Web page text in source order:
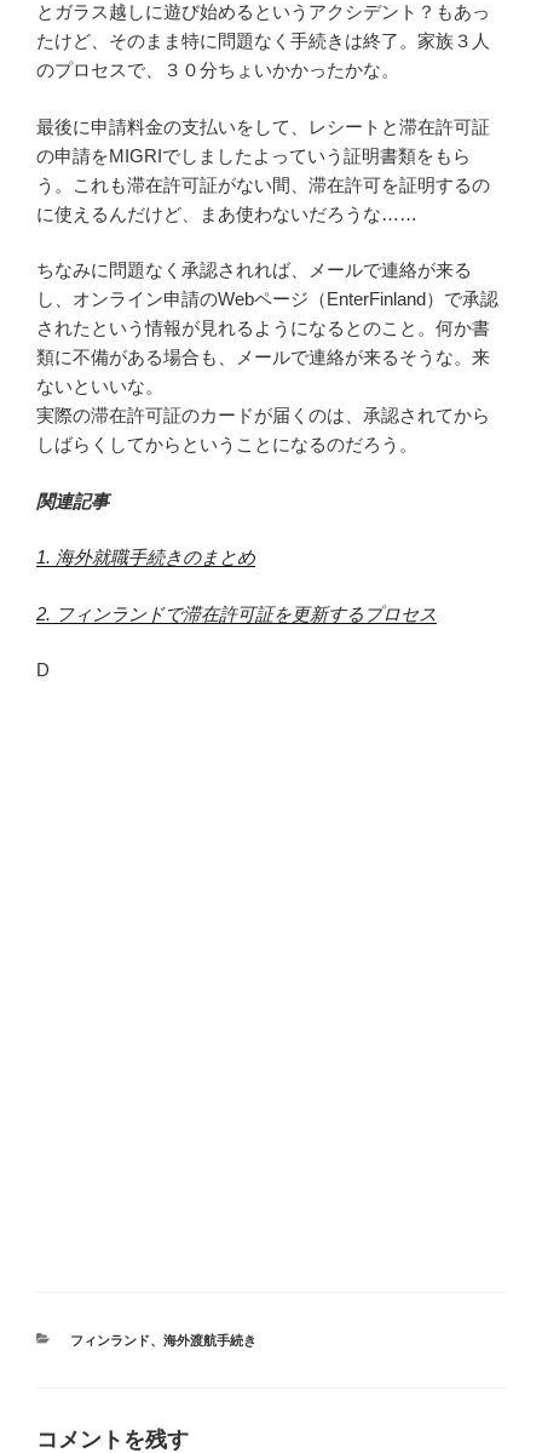
とガラス越しに遊び始めるというアクシデント？もあっ
たけど、そのまま特に問題なく手続きは終了。家族３人
のプロセスで、３０分ちょいかかったかな。
最後に申請料金の支払いをして、レシートと滞在許可証
の申請をMIGRIでしましたよっていう証明書類をもら
う。これも滞在許可証がない間、滞在許可を証明するの
に使えるんだけど、まあ使わないだろうな……
ちなみに問題なく承認されれば、メールで連絡が来る
し、オンライン申請のWebページ（EnterFinland）で承認
されたという情報が見れるようになるとのこと。何か書
類に不備がある場合も、メールで連絡が来るそうな。来
ないといいな。
実際の滞在許可証のカードが届くのは、承認されてから
しばらくしてからということになるのだろう。
関連記事
1. 海外就職手続きのまとめ
2. フィンランドで滞在許可証を更新するプロセス
D
カ
フィンランド、 海外渡航手続き
コメントを残す